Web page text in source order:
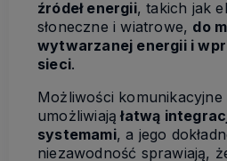
źródeł energii, takich jak
słoneczne i wiatrowe, do
wytwarzanej energii i
sieci.
Możliwości komunikacyjne
umożliwiają łatwą
systemami, a jego
niezawodność sprawiają,